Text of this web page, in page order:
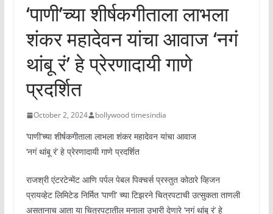
‘पाणी’च्या शीर्षकगीताला लाभला
शंकर महादेवन यांचा आवाज ‘नगं
थांबू रं’ हे प्रेरणादायी गाणे
प्रदर्शित
October 2, 2024 bollywood timesindia
‘पाणी’च्या शीर्षकगीताला लाभला शंकर महादेवन यांचा आवाज
‘नगं थांबू रं’ हे प्रेरणादायी गाणे प्रदर्शित
राजश्री एंटरटेन्मेंट आणि पर्पल पेबल पिक्चर्स प्रस्तुत कोठारे व्हिजन
प्रायव्हेट लिमिटेड निर्मित ‘पाणी’ च्या टिझरने चित्रपटाची उत्सुकता ताणली
असतानाच आता या चित्रपटातील मनाला उभारी देणारे ‘नगं थांबू रं’ हे